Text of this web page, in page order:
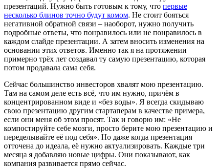
презентаций. Нужно быть готовым к тому, что первые
несколько блинов точно будут комом. Не стоит бояться
негативной обратной связи – наоборот, нужно получить
подробные ответы, что понравилось или не понравилось в
каждом слайде презентации. А затем вносить изменения на
основании этих ответов. Именно так я на протяжении
примерно трёх лет создавал ту самую презентацию, которая
потом продавала сама себя.
Сейчас большинство инвесторов хвалят мою презентацию.
Там на самом деле есть всё, что им нужно, причём в
концентрированном виде и «без воды». Я всегда скидываю
свою презентацию другим стартаперам в качестве примера,
если они меня об этом просят. Так и говорю им: «Не
компостируйте себе мозги, просто берите мою презентацию и
переделывайте её под себя». Но даже когда презентация
отточена до идеала, её нужно актуализировать. Каждые три
месяца я добавляю новые цифры. Они показывают, как
компания развивается прямо сейчас.